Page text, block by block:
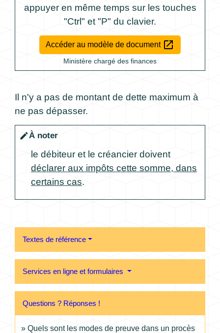
appuyer en même temps sur les touches
"Ctrl" et "P" du clavier.
Accéder au modèle de document open_in_new
Ministère chargé des finances
Il n'y a pas de montant de dette maximum à
ne pas dépasser.
editÀ noter
le débiteur et le créancier doivent
déclarer aux impôts cette somme, dans
certains cas.
Textes de référence
Services en ligne et formulaires
Questions ? Réponses !
Quels sont les modes de preuve dans un procès